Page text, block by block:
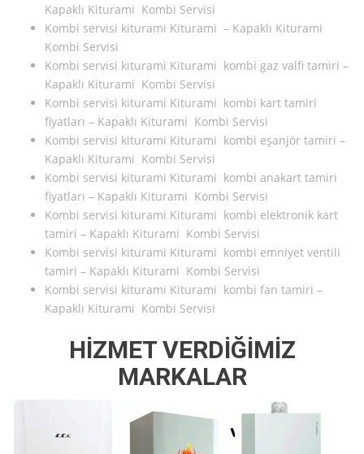
Kapaklı Kiturami Kombi Servisi
Kombi servisi kiturami Kiturami – Kapaklı Kiturami
Kombi Servisi
Kombi servisi kiturami Kiturami kombi gaz valfi tamiri –
Kapaklı Kiturami Kombi Servisi
Kombi servisi kiturami Kiturami kombi kart tamiri
fiyatları – Kapaklı Kiturami Kombi Servisi
Kombi servisi kiturami Kiturami kombi eşanjör tamiri –
Kapaklı Kiturami Kombi Servisi
Kombi servisi kiturami Kiturami kombi anakart tamiri
fiyatları – Kapaklı Kiturami Kombi Servisi
Kombi servisi kiturami Kiturami kombi elektronik kart
tamiri – Kapaklı Kiturami Kombi Servisi
Kombi servisi kiturami Kiturami kombi emniyet ventili
tamiri – Kapaklı Kiturami Kombi Servisi
Kombi servisi kiturami Kiturami kombi fan tamiri –
Kapaklı Kiturami Kombi Servisi
HİZMET VERDİĞİMİZ
MARKALAR